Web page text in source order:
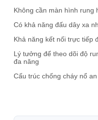
Không cần màn hình rung
Có khả năng đấu dây xa
Khả năng kết nối trực tiếp
Lý tưởng để theo dõi độ
đa năng
Cấu trúc chống cháy nổ